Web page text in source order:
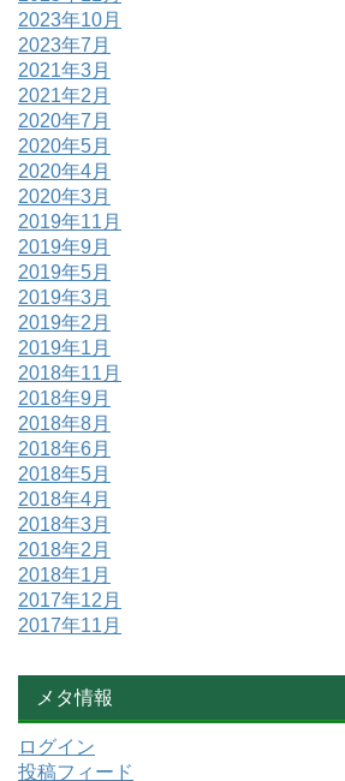
2023年10月
2023年7月
2021年3月
2021年2月
2020年7月
2020年5月
2020年4月
2020年3月
2019年11月
2019年9月
2019年5月
2019年3月
2019年2月
2019年1月
2018年11月
2018年9月
2018年8月
2018年6月
2018年5月
2018年4月
2018年3月
2018年2月
2018年1月
2017年12月
2017年11月
メタ情報
ログイン
投稿フィード